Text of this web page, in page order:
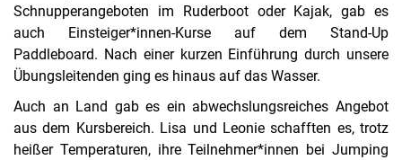
Schnupperangeboten im Ruderboot oder Kajak, gab es
auch Einsteiger*innen-Kurse auf dem Stand-Up
Paddleboard. Nach einer kurzen Einführung durch unsere
Übungsleitenden ging es hinaus auf das Wasser.
Auch an Land gab es ein abwechslungsreiches Angebot
aus dem Kursbereich. Lisa und Leonie schafften es, trotz
heißer Temperaturen, ihre Teilnehmer*innen bei Jumping